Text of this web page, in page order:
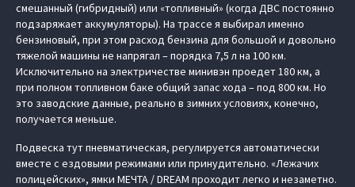
смешанный (гибридный) или «топливный» (когда ДВС постоянно
подзаряжает аккумуляторы). На трассе я выбирал именно
бензиновый, при этом расход бензина для большой и довольно
тяжелой машины не напрягал – порядка 7,5 л на 100 км.
Исключительно на электричестве минивэн проедет 180 км, а
при полном топливном баке общий запас хода – под 800 км. Но
это заводские данные, реально в зимних условиях, конечно,
получается меньше.
Подвеска тут пневматическая, регулируется автоматически
вместе с ездовыми режимами или принудительно. «Лежачих
полицейских», ямки МЕЧТА / DREAM проходит легко и незаметно.